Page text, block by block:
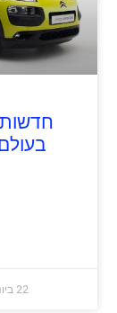
22 ביוני 2015